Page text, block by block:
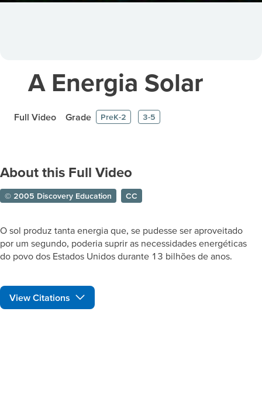
A Energia Solar
Full Video Grade PreK-2 3-5
About this Full Video
© 2005 Discovery Education CC
O sol produz tanta energia que, se pudesse ser aproveitado
por um segundo, poderia suprir as necessidades energéticas
do povo dos Estados Unidos durante 13 bilhões de anos.
View Citations